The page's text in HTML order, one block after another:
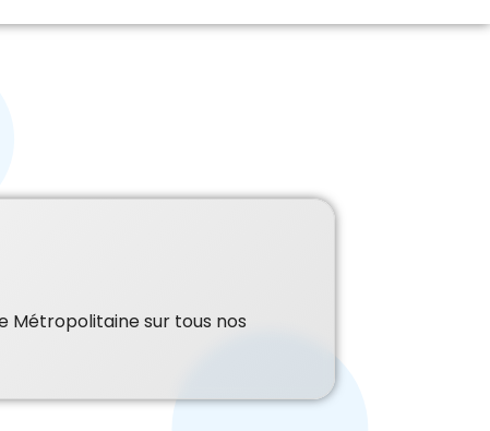
Métropolitaine sur tous nos